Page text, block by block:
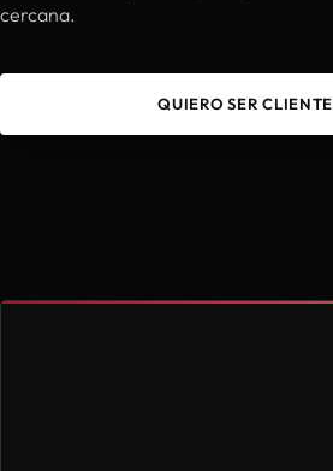
cercana.
QUIERO SER CLIENTE